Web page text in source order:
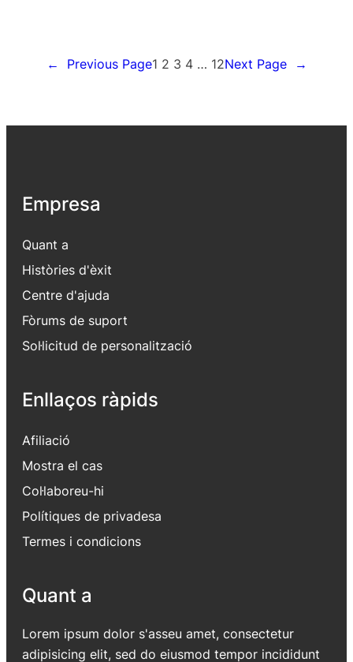
← Previous Page1 2 3 4 … 12Next Page →
Empresa
Quant a
Històries d'èxit
Centre d'ajuda
Fòrums de suport
Sol·licitud de personalització
Enllaços ràpids
Afiliació
Mostra el cas
Col·laboreu-hi
Polítiques de privadesa
Termes i condicions
Quant a
Lorem ipsum dolor s'asseu amet, consectetur
adipisicing elit, sed do eiusmod tempor incididunt